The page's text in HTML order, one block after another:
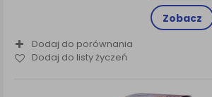
Zobacz
Dodaj do porównania
Dodaj do listy życzeń